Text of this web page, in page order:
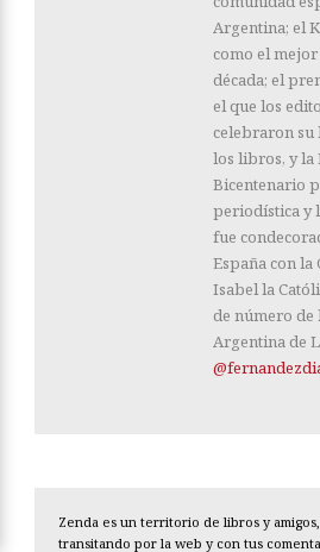
Argentina; el
como el
década; el
el que los
celebraron
los libros, y la
Bicentenario
periodística y
fue
España con la
Isabel la
de número de
Argentina de
Zenda es un territorio de libros y
transitando por la web y con tus